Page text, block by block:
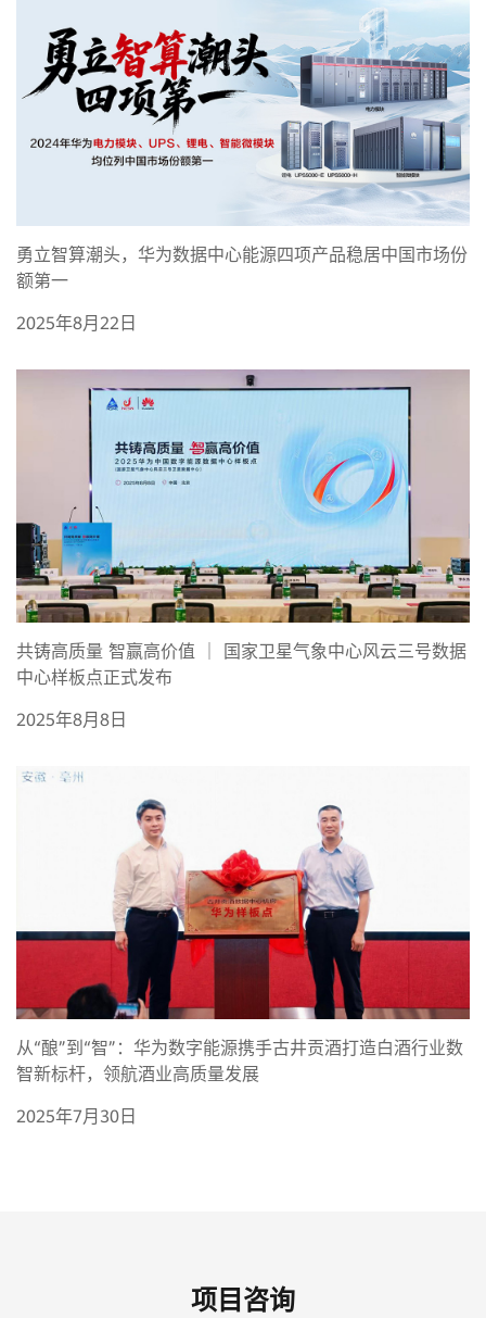
勇立智算潮头，华为数据中心能源四项产品稳居中国市场份
额第一
2025年8月22日
共铸高质量 智赢高价值 ｜ 国家卫星气象中心风云三号数据
中心样板点正式发布
2025年8月8日
从“酿”到“智”：华为数字能源携手古井贡酒打造白酒行业数
智新标杆，领航酒业高质量发展
2025年7月30日
项目咨询